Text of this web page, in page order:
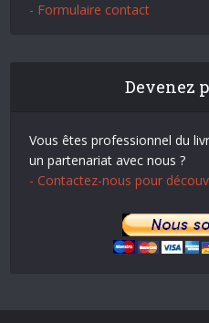
- Formulaire contact
Devenez
Vous êtes professionnel du
un partenariat avec nous ?
- Contactez-nous pour